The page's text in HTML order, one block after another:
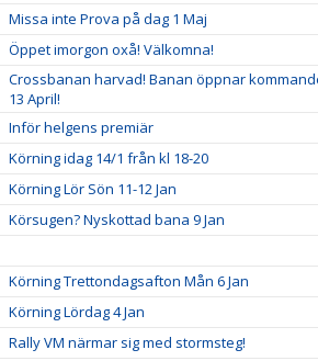
Missa inte Prova på dag 1 Maj
Öppet imorgon oxå! Välkomna!
Crossbanan harvad! Banan öppnar
13 April!
Inför helgens premiär
Körning idag 14/1 från kl 18-20
Körning Lör Sön 11-12 Jan
Körsugen? Nyskottad bana 9 Jan
Körning Trettondagsafton Mån 6 Jan
Körning Lördag 4 Jan
Rally VM närmar sig med stormsteg!